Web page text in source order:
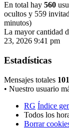
En total hay 560
ocultos y 559
minutos)
La mayor cantidad
23, 2026 9:41 pm
Estadísticas
Mensajes totales
• Nuestro usuario
RG Índice
Todos los
Borrar